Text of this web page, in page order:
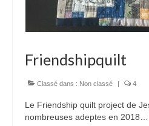
Friendshipquilt
Classé dans : Non classé | 4
Le Friendship quilt project de
nombreuses adeptes en